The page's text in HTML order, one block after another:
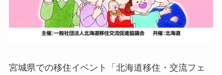
宮城県での移住イベント「北海道移住・交流フェ